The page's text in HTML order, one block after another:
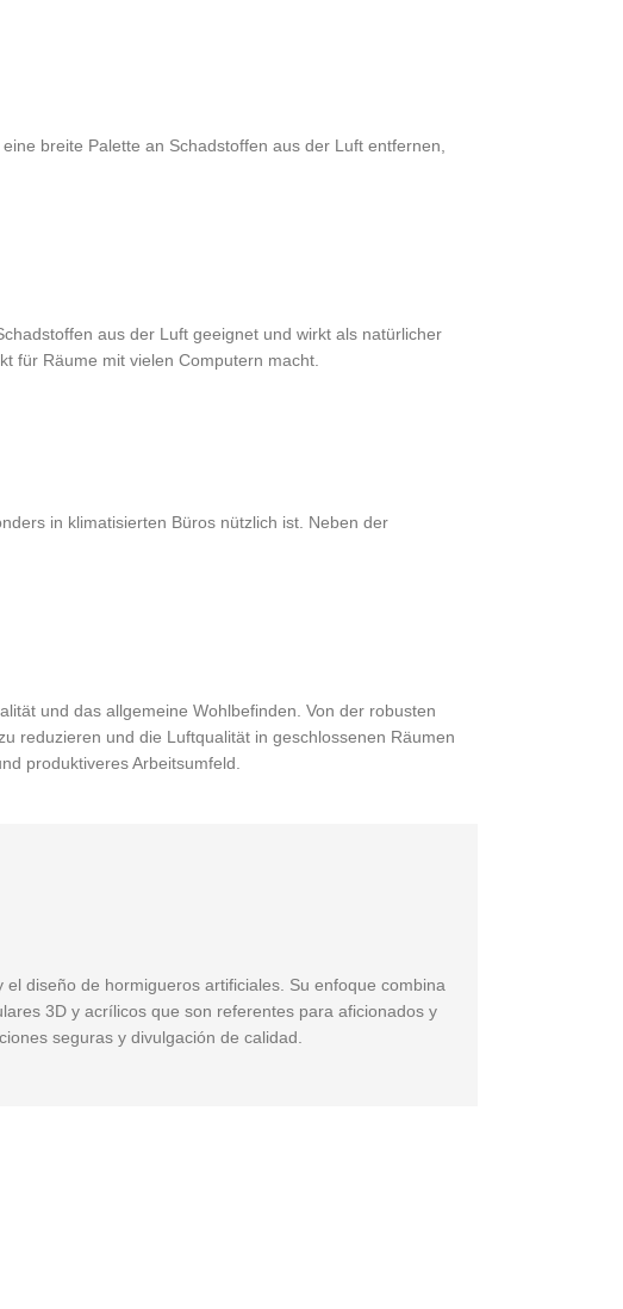
breite Palette an Schadstoffen aus der Luft entfernen,
aus der Luft geeignet und wirkt als natürlicher
für Räume mit vielen Computern macht.
in klimatisierten Büros nützlich ist. Neben der
und das allgemeine Wohlbefinden. Von der robusten
reduzieren und die Luftqualität in geschlossenen Räumen
produktiveres Arbeitsumfeld.
diseño de hormigueros artificiales. Su enfoque combina
3D y acrílicos que son referentes para aficionados y
seguras y divulgación de calidad.